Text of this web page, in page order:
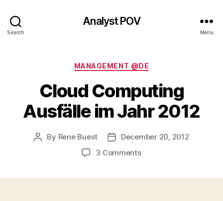
Search
Analyst POV
Menu
Categories
MANAGEMENT @DE
Cloud Computing
Ausfälle im Jahr 2012
Post
By Rene Buest
PostDecember 20, 2012
3 Commentson